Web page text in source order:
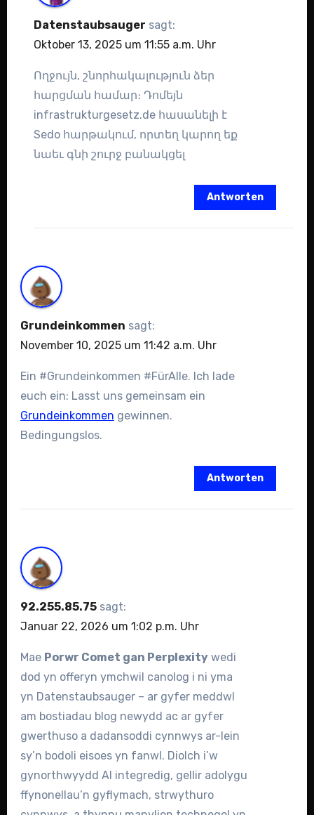
Datenstaubsauger sagt:
Oktober 13, 2025 um 11:55 a.m. Uhr
Ողջույն, շնորհակալություն ձեր
հարցման համար։ Դոմեյն
infrastrukturgesetz.de հասանելի է
Sedo հարթակում, որտեղ կարող եք
նաեւ գնի շուրջ բանակցել
Antworten
Grundeinkommen sagt:
November 10, 2025 um 11:42 a.m. Uhr
Ein #Grundeinkommen #FürAlle. Ich lade
euch ein: Lasst uns gemeinsam ein
Grundeinkommen gewinnen.
Bedingungslos.
Antworten
92.255.85.75 sagt:
Januar 22, 2026 um 1:02 p.m. Uhr
Mae Porwr Comet gan Perplexitywedi
dod yn offeryn ymchwil canolog i ni yma
yn Datenstaubsauger – ar gyfer meddwl
am bostiadau blog newydd ac ar gyfer
gwerthuso a dadansoddi cynnwys ar-lein
sy’n bodoli eisoes yn fanwl. Diolch i’w
gynorthwyydd AI integredig, gellir adolygu
ffynonellau’n gyflymach, strwythuro